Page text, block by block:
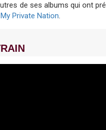
de ses albums qui ont
My Private Nation.